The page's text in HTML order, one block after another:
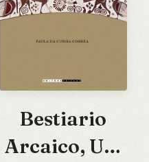
Bestiario
Arcaico, Um